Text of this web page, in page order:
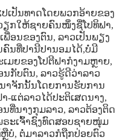
ເປັນທາດໂດຍພວກອ້າຍຂອງ
ຽກໃຫ້ຊາຍຄົນໜຶ່ງຊື່ໂປທິຟາ,
ອນຂອງຕົນ, ລາວເປັນພຽງ
ນທີ່ປານີປານອມໄດ້,ບໍ່ມີ
ມຍຂອງໂປຕີຟາກໍງາມຫຼາຍ,
ກັບຕົນ, ລາວຮູ້ດີວ່າລາວ
າຈັກນັ້ນໂດຍການຮັບການ
ແຕ່ລາວໄດ້ປະຕິເສດນາງ,
ທີ່ນາງກຸມລາວ, ລາວຕ້ອງຕິດ
ະເຈົ້າຊົງທົດສອບຊາຍໜຸ່ມ
ບໍ, ຕໍ່ມາລາວກໍຖືກປ່ອຍຕົວ